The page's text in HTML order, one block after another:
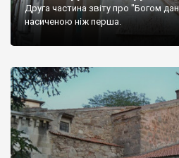
Друга частина звіту про "Богом
насиченою ніж перша.